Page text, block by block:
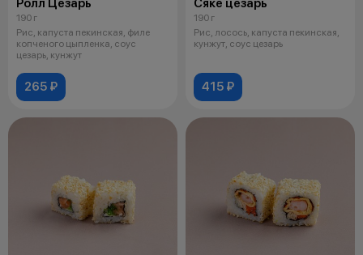
Ролл Цезарь
190 г
Рис, капуста пекинская, филе
копченого цыпленка, соус
цезарь, кунжут
265 ₽
Сяке цезарь
190 г
Рис, лосось, капуста пекинская,
кунжут, соус цезарь
415 ₽